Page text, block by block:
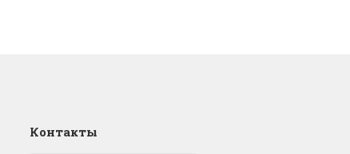
Контакты